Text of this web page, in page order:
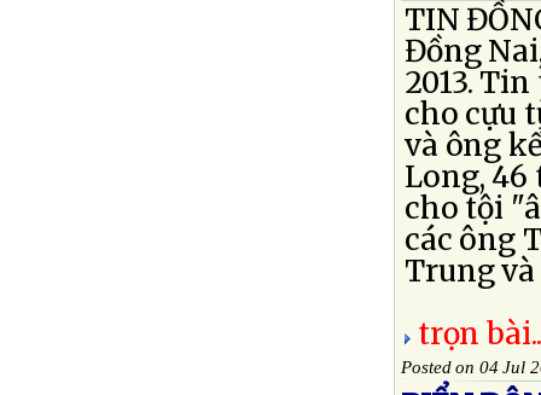
TIN
Đồng
2013.
cho cựu
và ông
Long, 46
cho tội
các ông
Trung và
trọn
Posted on 04 Jul